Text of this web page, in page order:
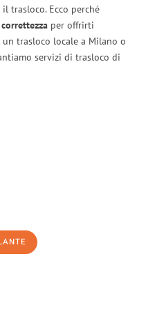
trasloco. Ecco perché
per offrirti
trasloco locale a Milano o
servizi di trasloco di